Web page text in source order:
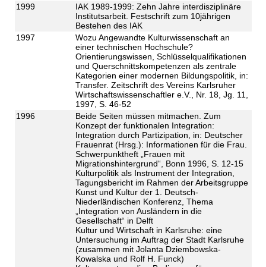
1999
IAK 1989-1999: Zehn Jahre interdisziplinäre
Institutsarbeit. Festschrift zum 10jährigen
Bestehen des IAK
1997
Wozu Angewandte Kulturwissenschaft an
einer technischen Hochschule?
Orientierungswissen, Schlüsselqualifikationen
und Querschnittskompetenzen als zentrale
Kategorien einer modernen Bildungspolitik, in:
Transfer. Zeitschrift des Vereins Karlsruher
Wirtschaftswissenschaftler e.V., Nr. 18, Jg. 11,
1997, S. 46-52
1996
Beide Seiten müssen mitmachen. Zum
Konzept der funktionalen Integration:
Integration durch Partizipation, in: Deutscher
Frauenrat (Hrsg.): Informationen für die Frau.
Schwerpunktheft „Frauen mit
Migrationshintergrund“, Bonn 1996, S. 12-15
Kulturpolitik als Instrument der Integration,
Tagungsbericht im Rahmen der Arbeitsgruppe
Kunst und Kultur der 1. Deutsch-
Niederländischen Konferenz, Thema
„Integration von Ausländern in die
Gesellschaft“ in Delft
Kultur und Wirtschaft in Karlsruhe: eine
Untersuchung im Auftrag der Stadt Karlsruhe
(zusammen mit Jolanta Dziembowska-
Kowalska und Rolf H. Funck)